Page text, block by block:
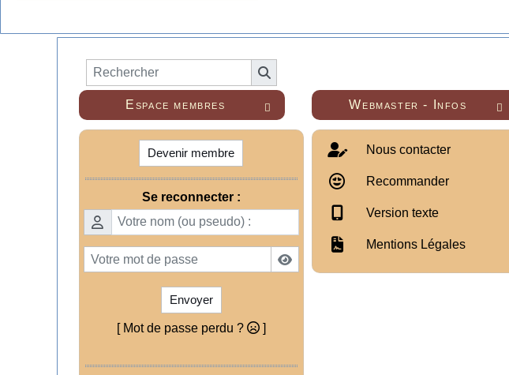

Espace membres
Devenir membre
Se reconnecter :
Envoyer
[ Mot de passe perdu ? ]

Webmaster - Infos
Nous contacter
Recommander
Version texte
Mentions Légales